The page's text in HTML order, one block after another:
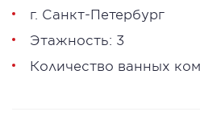
г. Санкт-Петербург
Этажность: 3
Количество ванных